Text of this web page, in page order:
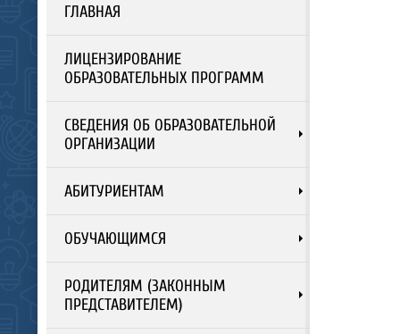
ГЛАВНАЯ
ЛИЦЕНЗИРОВАНИЕ
ОБРАЗОВАТЕЛЬНЫХ ПРОГРАММ
СВЕДЕНИЯ ОБ ОБРАЗОВАТЕЛЬНОЙ
ОРГАНИЗАЦИИ
АБИТУРИЕНТАМ
ОБУЧАЮЩИМСЯ
РОДИТЕЛЯМ (ЗАКОННЫМ
ПРЕДСТАВИТЕЛЕМ)